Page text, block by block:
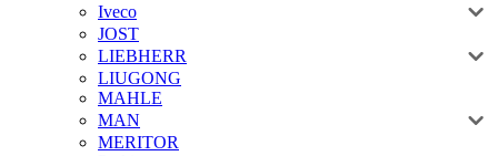
Iveco
JOST
LIEBHERR
LIUGONG
MAHLE
MAN
MERITOR